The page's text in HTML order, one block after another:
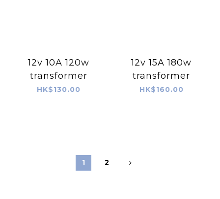
12v 10A 120w
transformer
HK$130.00
12v 15A 180w
transformer
HK$160.00
1 2